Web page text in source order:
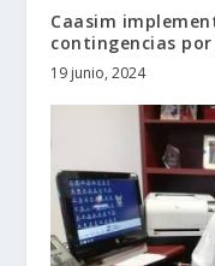
Caasim
contingencias
19 junio, 2024